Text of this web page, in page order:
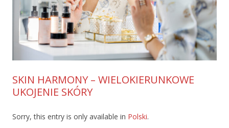
SKIN HARMONY – WIELOKIERUNKOWE
UKOJENIE SKÓRY
Sorry, this entry is only available in Polski.